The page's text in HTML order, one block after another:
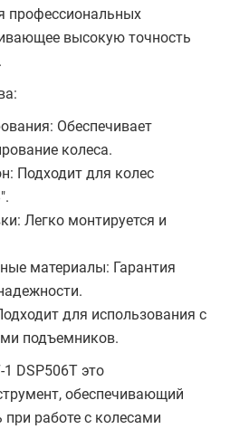
профессиональных
высокую точность
Обеспечивает
колеса.
Подходит для колес
Легко монтируется и
материалы: Гарантия
для использования с
подъемников.
DSP506T это
обеспечивающий
работе с колесами